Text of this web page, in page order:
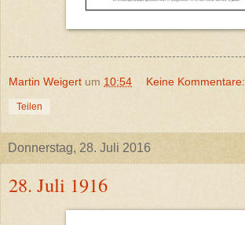
Martin Weigert um 10:54 Keine Kommentare:
Teilen
Donnerstag, 28. Juli 2016
28. Juli 1916